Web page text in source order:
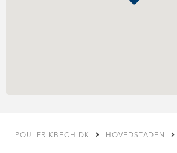
POULERIKBECH.DK HOVEDSTADEN